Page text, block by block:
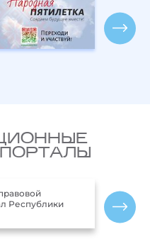
Республики